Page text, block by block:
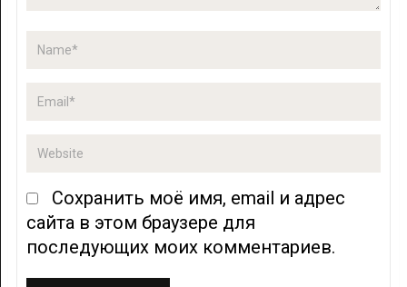
Сохранить моё имя, email и адрес
сайта в этом браузере для
последующих моих комментариев.